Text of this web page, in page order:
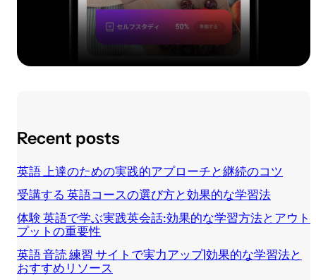
Recent posts
英語 上達のための実践的アプローチと継続のコツ
受講する 英語コースの選び方と効果的な学習法
体験 英語で学ぶ実践英会話:効果的な学習方法とアウト
プットの重要性
英語 音読 練習 サイトで実力アップ|効果的な学習法と
おすすめリソース